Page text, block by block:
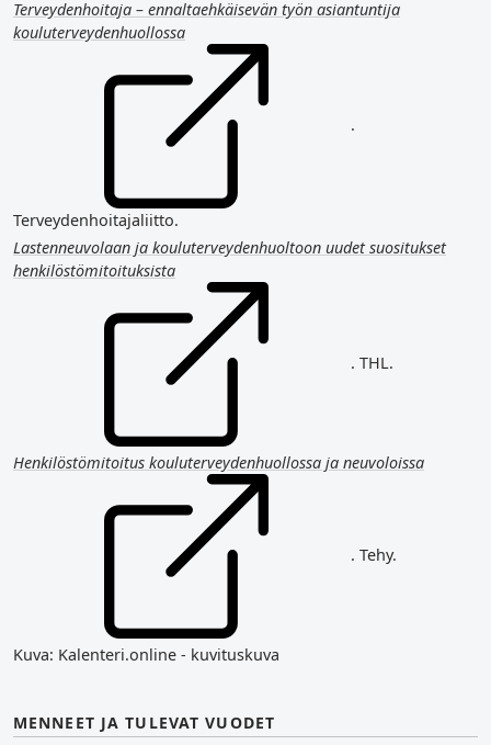
Terveydenhoitaja – ennaltaehkäisevän työn asiantuntija
kouluterveydenhuollossa
.
Terveydenhoitajaliitto.
Lastenneuvolaan ja kouluterveydenhuoltoon uudet suositukset
henkilöstömitoituksista
. THL.
Henkilöstömitoitus kouluterveydenhuollossa ja neuvoloissa
. Tehy.
Kuva: Kalenteri.online - kuvituskuva
MENNEET JA TULEVAT VUODET